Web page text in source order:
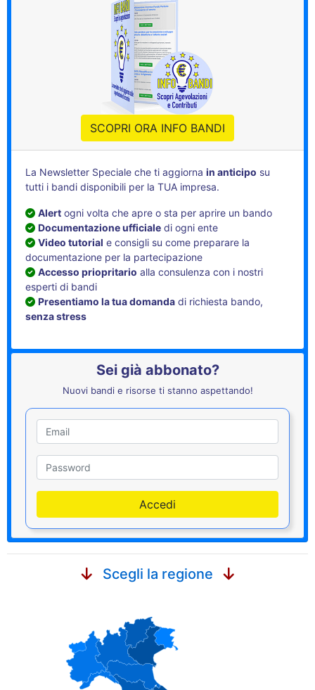
SCOPRI ORA INFO BANDI
La Newsletter Speciale che ti aggiorna in anticipo su
tutti i bandi disponibili per la TUA impresa.
Alert ogni volta che apre o sta per aprire un bando
Documentazione ufficiale di ogni ente
Video tutorial e consigli su come preparare la
documentazione per la partecipazione
Accesso priopritario alla consulenza con i nostri
esperti di bandi
Presentiamo la tua domanda di richiesta bando,
senza stress
Sei già abbonato?
Nuovi bandi e risorse ti stanno aspettando!
Accedi
Scegli la regione